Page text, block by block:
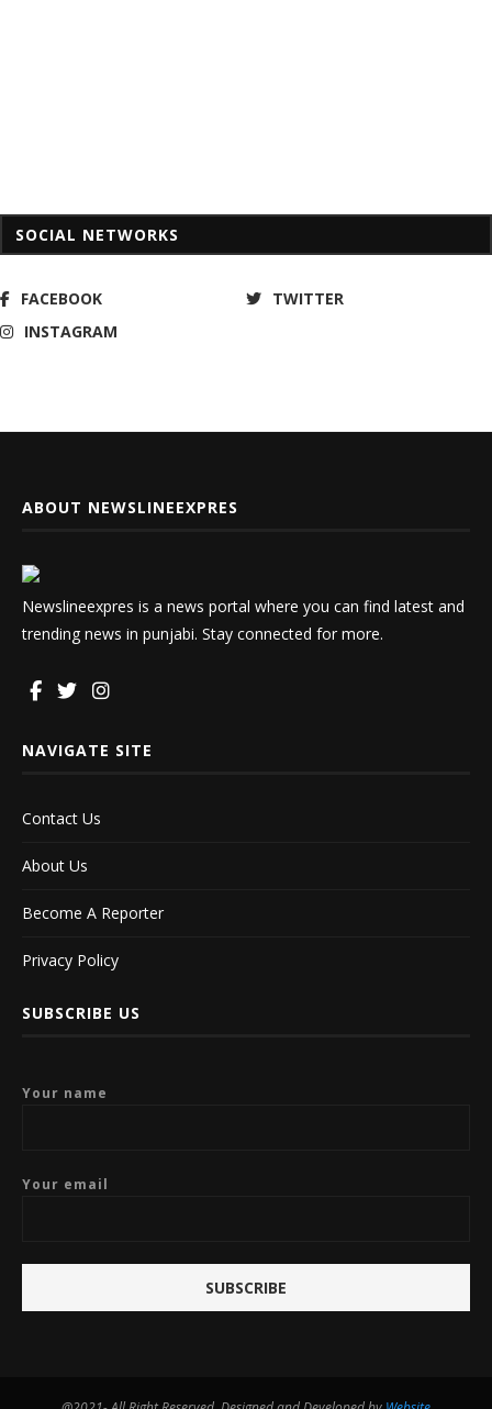
SOCIAL NETWORKS
FACEBOOK
TWITTER
INSTAGRAM
ABOUT NEWSLINEEXPRES
Newslineexpres is a news portal where you can find latest and
trending news in punjabi. Stay connected for more.
NAVIGATE SITE
Contact Us
About Us
Become A Reporter
Privacy Policy
SUBSCRIBE US
Your name
Your email